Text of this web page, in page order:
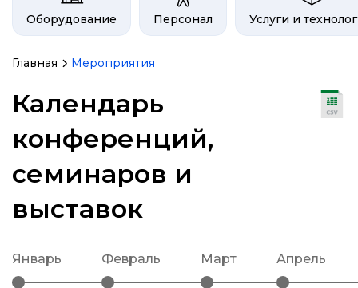
Оборудование Персонал Услуги и
Главная Мероприятия
Календарь
конференций,
семинаров и
выставок
январь февраль март апрель